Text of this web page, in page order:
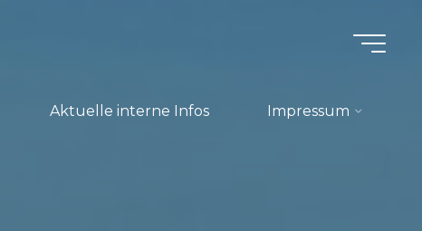
Aktuelle interne Infos Impressum